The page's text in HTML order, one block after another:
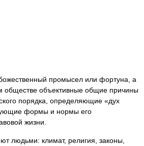
промысел или фортуна, а
обществе объективные общие причины
порядка, определяющие «дух
формы и нормы его
жизни.
людьми: климат, религия, законы,